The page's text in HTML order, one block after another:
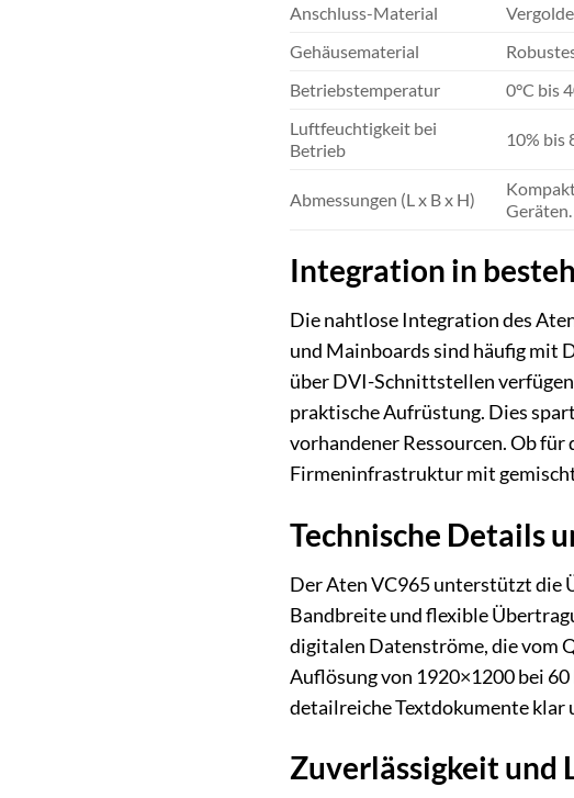
Anschluss-Material
Gehäusematerial
Betriebstemperatur
0°C bis
Luftfeuchtigkeit bei
Betrieb
10% bis
Abmessungen (L x B x H)
Geräten.
Integration in
Die nahtlose Integration des
und Mainboards sind häufig mit
über DVI-Schnittstellen
praktische Aufrüstung. Dies
vorhandener Ressourcen. Ob
Firmeninfrastruktur mit
Technische Details
Der Aten VC965 unterstützt die
Bandbreite und flexible
digitalen Datenströme, die vom
Auflösung von 1920×1200 bei
detailreiche Textdokumente klar
Zuverlässigkeit und